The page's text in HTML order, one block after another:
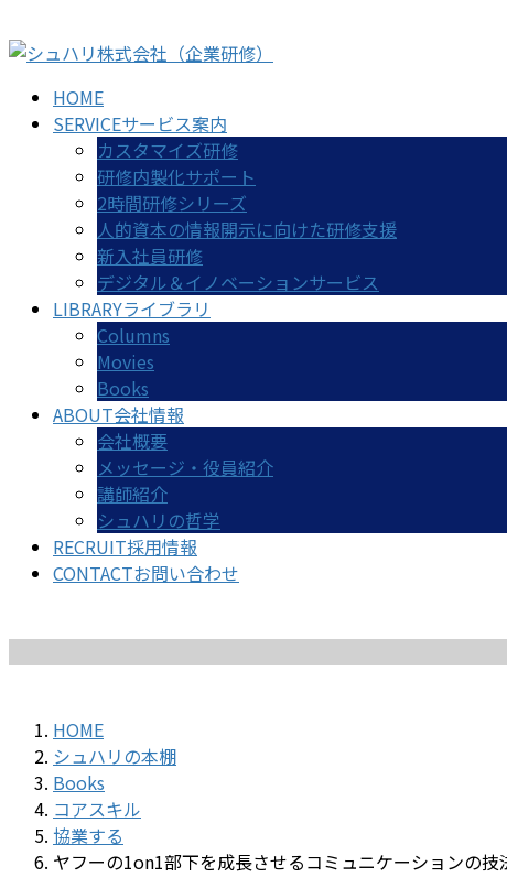
ン
ビ
HOME
SERVICEサービス案内
カスタマイズ研修
研修内製化サポート
2時間研修シリーズ
人的資本の情報開示に向けた研修支援
新入社員研修
デジタル＆イノベーションサービス
LIBRARYライブラリ
Columns
Movies
Books
ABOUT会社情報
会社概要
メッセージ・役員紹介
講師紹介
シュハリの哲学
RECRUIT採用情報
CONTACTお問い合わせ
HOME
シュハリの本棚
Books
コアスキル
協業する
ヤフーの1on1―――部下を成長させるコミュニケーションの技